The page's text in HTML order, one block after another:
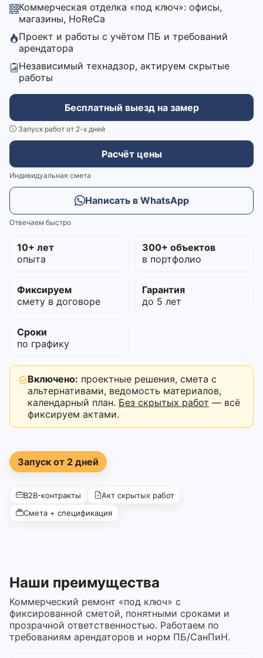
Коммерческая отделка «под ключ»: офисы,
магазины, HoReCa
Проект и работы с учётом ПБ и требований
арендатора
Независимый технадзор, актируем скрытые
работы
Бесплатный выезд на замер
Запуск работ от 2-х дней
Расчёт цены
Индивидуальная смета
Написать в WhatsApp
Отвечаем быстро
10+ лет
опыта
300+ объектов
в портфолио
Фиксируем
смету в договоре
Гарантия
до 5 лет
Сроки
по графику
Включено: проектные решения, смета с
альтернативами, ведомость материалов,
календарный план. Без скрытых работ — всё
фиксируем актами.
Запуск от 2 дней
B2B-контракты
Акт скрытых работ
Смета + спецификация
Наши преимущества
Коммерческий ремонт «под ключ» с
фиксированной сметой, понятными сроками и
прозрачной ответственностью. Работаем по
требованиям арендаторов и норм ПБ/СанПиН.